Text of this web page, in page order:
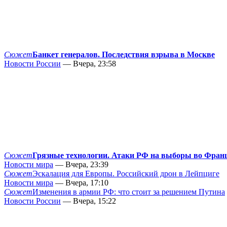
СюжетБанкет генералов. Последствия взрыва в Москве
Новости России — Вчера, 23:58
СюжетГрязные технологии. Атаки РФ на выборы во
Новости мира — Вчера, 23:39
СюжетЭскалация для Европы. Российский дрон в Лейпциге
Новости мира — Вчера, 17:10
СюжетИзменения в армии РФ: что стоит за решением Путина
Новости России — Вчера, 15:22